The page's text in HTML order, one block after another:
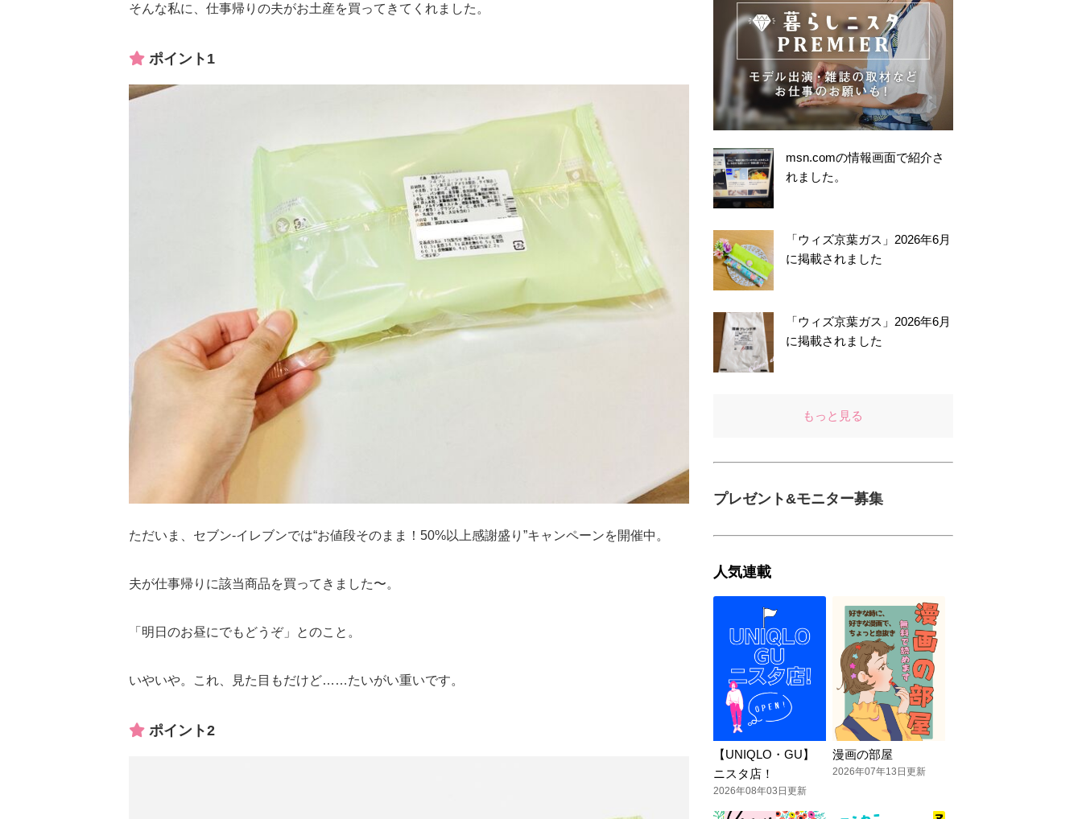
そんな私に、仕事帰りの夫がお土産を買ってきてくれました。
ポイント1
ただいま、セブン-イレブンでは“お値段そのまま！50%以上感謝盛り”キャンペーンを開催中。
夫が仕事帰りに該当商品を買ってきました〜。
「明日のお昼にでもどうぞ」とのこと。
いやいや。これ、見た目もだけど……たいがい重いです。
ポイント2
msn.comの情報画面で紹介さ
れました。
「ウィズ京葉ガス」2026年6月
に掲載されました
「ウィズ京葉ガス」2026年6月
に掲載されました
もっと見る
プレゼント&モニター募集
人気連載
【UNIQLO・GU】
ニスタ店！
2026年08年03日更新
漫画の部屋
2026年07年13日更新